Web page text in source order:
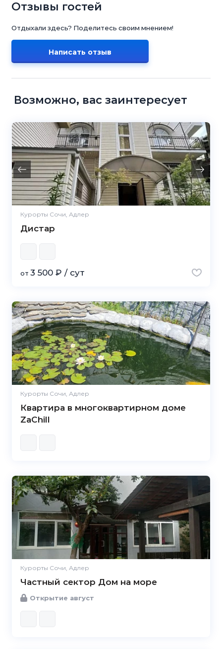
Отзывы гостей
Отдыхали здесь? Поделитесь своим мнением!
Написать отзыв
Возможно, вас заинтересует
Курорты Сочи, Адлер
Дистар
от 3 500 ₽ / сут
Курорты Сочи, Адлер
Квартира в многоквартирном доме
ZaChill
Курорты Сочи, Адлер
Частный сектор Дом на море
Открытие август